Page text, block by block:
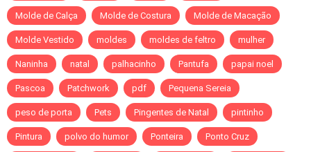
Molde de Calça Molde de Costura Molde de Macação
Molde Vestido moldes moldes de feltro mulher
Naninha natal palhacinho Pantufa papai noel
Pascoa Patchwork pdf Pequena Sereia
peso de porta Pets Pingentes de Natal pintinho
Pintura polvo do humor Ponteira Ponto Cruz